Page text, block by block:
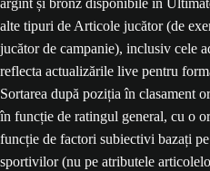
alte tipuri de Articole jucător (de
jucător de campanie), inclusiv cele
reflecta actualizările live pentru
Sortarea după poziția în clasament
în funcție de ratingul general, cu o
funcție de factori subiectivi bazați
sportivilor (nu pe atributele